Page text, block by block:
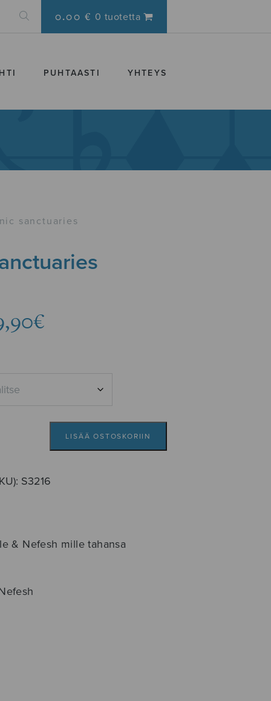
0.00 € 0 tuotetta
PUHTAASTI YHTEYS
sanctuaries
€
LISÄÄ OSTOSKORIIN
S3216
& Nefesh mille tahansa